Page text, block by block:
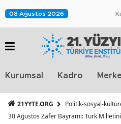
08 Ağustos 2026
Kurumsal Kadro
21YYTE.ORG
Politik-sosyal-
30 Ağustos Zafer Bayramı: Türk